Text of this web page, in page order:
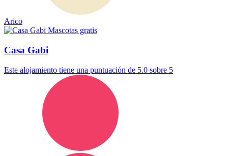
Arico
Mascotas gratis
Casa Gabi
Este alojamiento tiene una puntuación de 5.0 sobre 5